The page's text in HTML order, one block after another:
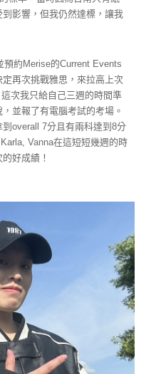
影響，但我仍然達標，讓我
約Merise的Current Events
再次挑戰雅思，來拉高上次
次我只給自己三週的時間準
並報了有電腦考試的考場。
overall 7分且有兩科達到8分
Vanna在這短短幾週的時
好成績！